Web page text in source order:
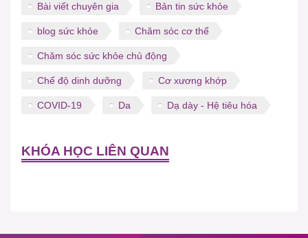
Bài viết chuyên gia Bản tin sức khỏe
blog sức khỏe Chăm sóc cơ thể
Chăm sóc sức khỏe chủ động
Chế độ dinh dưỡng Cơ xương khớp
COVID-19 Da Dạ dày - Hệ tiêu hóa
KHÓA HỌC LIÊN QUAN